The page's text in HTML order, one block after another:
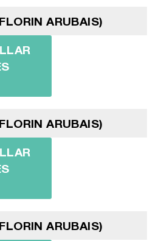
ARUBAIS)
ARUBAIS)
ARUBAIS)